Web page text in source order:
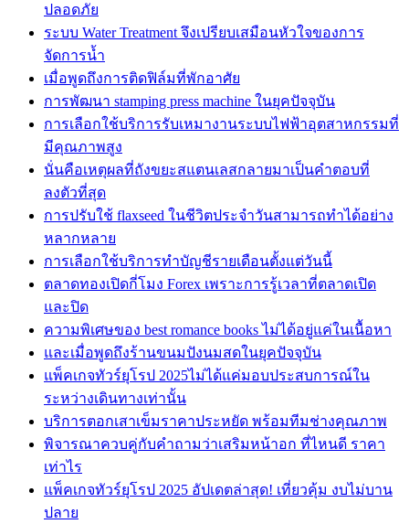
ปลอดภัย
ระบบ Water Treatment จึงเปรียบเสมือนหัวใจของการ
จัดการน้ำ
เมื่อพูดถึงการติดฟิล์มที่พักอาศัย
การพัฒนา stamping press machine ในยุคปัจจุบัน
การเลือกใช้บริการรับเหมางานระบบไฟฟ้าอุตสาหกรรมที่
มีคุณภาพสูง
นั่นคือเหตุผลที่ถังขยะสแตนเลสกลายมาเป็นคำตอบที่
ลงตัวที่สุด
การปรับใช้ flaxseed ในชีวิตประจำวันสามารถทำได้อย่าง
หลากหลาย
การเลือกใช้บริการทำบัญชีรายเดือนตั้งแต่วันนี้
ตลาดทองเปิดกี่โมง Forex เพราะการรู้เวลาที่ตลาดเปิด
และปิด
ความพิเศษของ best romance books ไม่ได้อยู่แค่ในเนื้อหา
และเมื่อพูดถึงร้านขนมปังนมสดในยุคปัจจุบัน
แพ็คเกจทัวร์ยุโรป 2025ไม่ได้แค่มอบประสบการณ์ใน
ระหว่างเดินทางเท่านั้น
บริการตอกเสาเข็มราคาประหยัด พร้อมทีมช่างคุณภาพ
พิจารณาควบคู่กับคำถามว่าเสริมหน้าอก ที่ไหนดี ราคา
เท่าไร
แพ็คเกจทัวร์ยุโรป 2025 อัปเดตล่าสุด! เที่ยวคุ้ม งบไม่บาน
ปลาย